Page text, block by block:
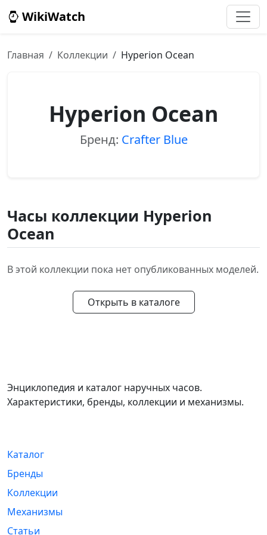
WikiWatch
Главная Коллекции Hyperion Ocean
Hyperion Ocean
Бренд: Crafter Blue
Часы коллекции Hyperion
Ocean
В этой коллекции пока нет опубликованных моделей.
Открыть в каталоге
Энциклопедия и каталог наручных часов.
Характеристики, бренды, коллекции и механизмы.
Каталог
Бренды
Коллекции
Механизмы
Статьи